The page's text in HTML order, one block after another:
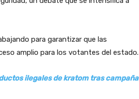
para garantizar que las
amplio para los votantes del estado.
ilegales de kratom tras campaña